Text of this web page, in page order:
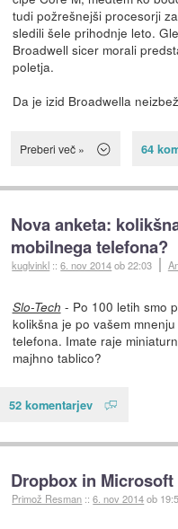
tudi požrešnejši procesorji
sledili šele prihodnje leto.
Broadwell sicer morali
poletja.
Da je izid Broadwella
Preberi več » 64
Nova anketa:
mobilnega telefona?
kuglvinkl ::6. nov 2014ob 22:03
Slo-Tech - Po 100 letih smo
kolikšna je po vašem
telefona. Imate raje
majhno tablico?
52 komentarjev
Dropbox in
Primož Resman ::6. nov 2014ob